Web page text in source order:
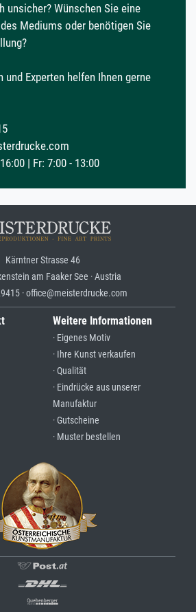
unsicher? Wünschen Sie eine
Mediums oder benötigen Sie
und Experten helfen Ihnen gerne
| Fr: 7:00 - 13:00
Kärntner Strasse 46
am Faaker See · Austria
· office@meisterdrucke.com
Weitere Informationen
· Eigenes Motiv
· Ihre Kunst verkaufen
· Qualität
· Eindrücke aus unserer
Manufaktur
· Gutscheine
· Muster bestellen